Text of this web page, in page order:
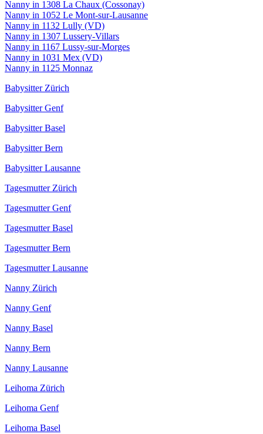
Nanny in 1308 La Chaux (Cossonay)
Nanny in 1052 Le Mont-sur-Lausanne
Nanny in 1132 Lully (VD)
Nanny in 1307 Lussery-Villars
Nanny in 1167 Lussy-sur-Morges
Nanny in 1031 Mex (VD)
Nanny in 1125 Monnaz
Babysitter Zürich
Babysitter Genf
Babysitter Basel
Babysitter Bern
Babysitter Lausanne
Tagesmutter Zürich
Tagesmutter Genf
Tagesmutter Basel
Tagesmutter Bern
Tagesmutter Lausanne
Nanny Zürich
Nanny Genf
Nanny Basel
Nanny Bern
Nanny Lausanne
Leihoma Zürich
Leihoma Genf
Leihoma Basel